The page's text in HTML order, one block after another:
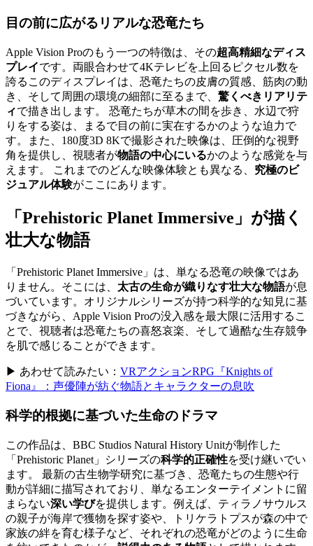
目の前に広がる リアルな恐竜たち
Apple Vision Proのもう一つの特徴は、その超高精細なディス
プレイです。両眼合わせて4Kテレビを上回るピクセル数を
誇るこのディスプレイは、恐竜たちの皮膚の質感、筋肉の動
き、そして周囲の環境の細部に至るまで、 驚くべきリアリテ
ィで描き出します。 恐竜たちが草木の間を歩き、水辺で狩
りをする姿は、まるで目の前に実在するかのような迫力で
す。また、180度3D 8Kで撮影された映像は、圧倒的な視野
角を提供し、視聴者が物語の中心にいるかのような感覚を与
えます。 これまでのどんな映像体験とも異なる、 究極のビ
ジュアル体験がここにあります。
「Prehistoric Planet Immersive」が描く
壮大な物語
「Prehistoric Planet Immersive」は、単なる恐竜の映像ではあ
りません。そこには、 太古の生命が織りなす壮大な物語が息
づいています。オリジナルシリーズが持つ科学的な知見に基
づきながら、Apple Vision Proの没入感を最大限に活用するこ
とで、視聴者は恐竜たちの喜怒哀楽、そして過酷な生存競争
を肌で感じることができます。
▶ あわせて読みたい： VRアクションRPG『Knights of
Fiona』：声優陣が紡ぐ物語とキャラクターの息吹
科学的根拠に基づいた生命のドラマ
この作品は、BBC Studios Natural History Unitが制作した
「Prehistoric Planet」シリーズの科学的正確性を受け継いでい
ます。 最新の古生物学研究に基づき、恐竜たちの生態や行
動が詳細に描写されており、単なるエンターテイメントに留
まらない深い学びを提供します。例えば、ティラノサウルス
の親子が海岸で獲物を探す姿や、トリケラトプスが森の中で
家族の絆を育む様子など、それぞれの恐竜がどのように生命